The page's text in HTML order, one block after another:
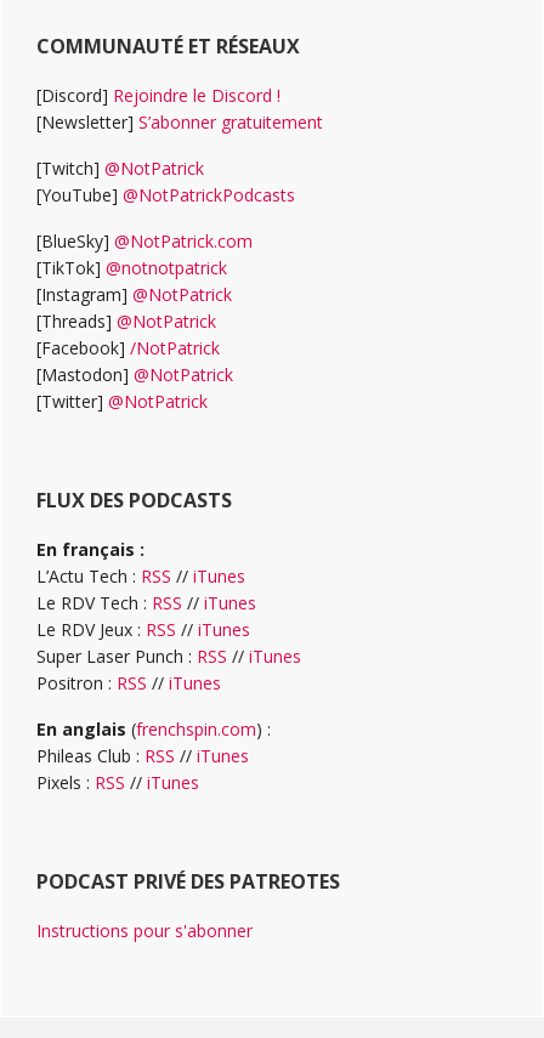
COMMUNAUTÉ ET RÉSEAUX
[Discord] Rejoindre le Discord !
[Newsletter] S’abonner gratuitement
[Twitch] @NotPatrick
[YouTube] @NotPatrickPodcasts
[BlueSky] @NotPatrick.com
[TikTok] @notnotpatrick
[Instagram] @NotPatrick
[Threads] @NotPatrick
[Facebook] /NotPatrick
[Mastodon] @NotPatrick
[Twitter] @NotPatrick
FLUX DES PODCASTS
En français :
L’Actu Tech : RSS // iTunes
Le RDV Tech : RSS // iTunes
Le RDV Jeux : RSS // iTunes
Super Laser Punch : RSS // iTunes
Positron : RSS // iTunes
En anglais (frenchspin.com) :
Phileas Club : RSS // iTunes
Pixels : RSS // iTunes
PODCAST PRIVÉ DES PATREOTES
Instructions pour s'abonner